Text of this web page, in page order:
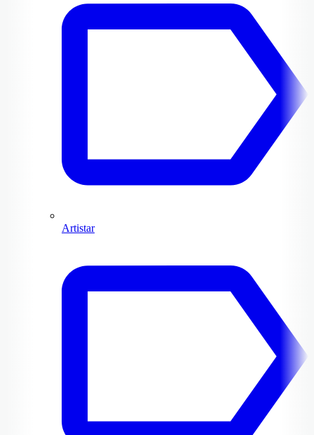
Artistar